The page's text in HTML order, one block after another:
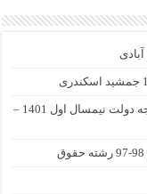
دانلود رایگان نمونه سوال اصول تنظیم و کنترل بودجه دولت نیمسال اول 1401 –